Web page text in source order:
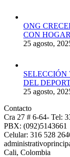
ONG
CON
25 agosto,
DEL
25 agosto,
Contacto
Cra 27 # 6-64- Tel:
PBX: (092)5143661
Celular: 316 528
Cali, Colombia